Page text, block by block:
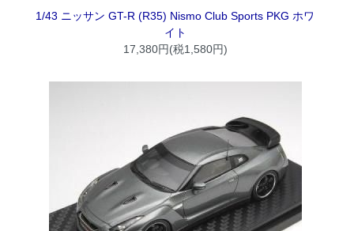
1/43 ニッサン GT-R (R35) Nismo Club Sports PKG ホワ
イト
17,380円(税1,580円)